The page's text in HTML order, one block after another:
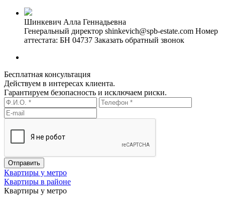
Шинкевич Алла Геннадьевна
Генеральный директор shinkevich@spb-estate.com Номер
аттестата: БН 04737 Заказать обратный звонок
Бесплатная консультация
Действуем в интересах клиента.
Гарантируем безопасность и исключаем риски.
Квартиры у метро
Квартиры в районе
Квартиры у метро